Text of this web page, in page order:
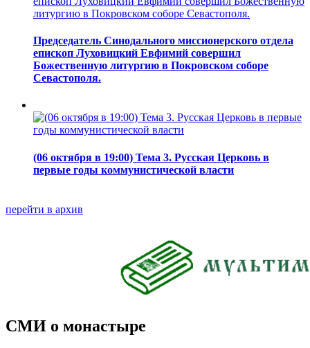
Председатель Синодального миссионерского отдела
епископ Луховицкий Евфимий совершил
Божественную литургию в Покровском соборе
Севастополя.
(06 октября в 19:00) Тема 3. Русская Церковь в
первые годы коммунистической власти
перейти в архив
СМИ о монастыре